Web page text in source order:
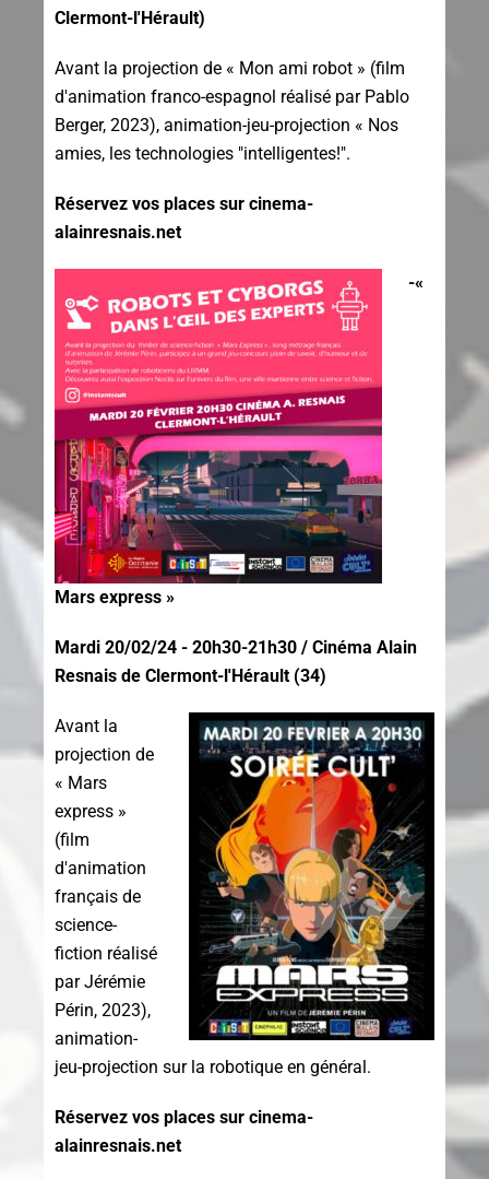
Clermont-l'Hérault)
Avant la projection de « Mon ami robot » (film
d'animation franco-espagnol réalisé par Pablo
Berger, 2023), animation-jeu-projection « Nos
amies, les technologies "intelligentes!".
Réservez vos places sur cinema-
alainresnais.net
-«
Mars express »
Mardi 20/02/24 - 20h30-21h30 / Cinéma Alain
Resnais de Clermont-l'Hérault (34)
Avant la
projection de
« Mars
express »
(film
d'animation
français de
science-
fiction réalisé
par Jérémie
Périn, 2023),
animation-
jeu-projection sur la robotique en général.
Réservez vos places sur cinema-
alainresnais.net